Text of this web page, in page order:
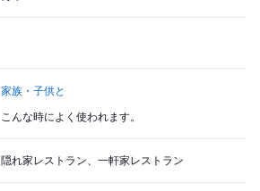
家族・子供と
こんな時によく使われます。
隠れ家レストラン、一軒家レストラン